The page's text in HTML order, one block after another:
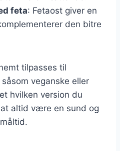
feta: Fetaost giver en
den bitre
tilpasses til
veganske eller
hvilken version du
altid være en sund og